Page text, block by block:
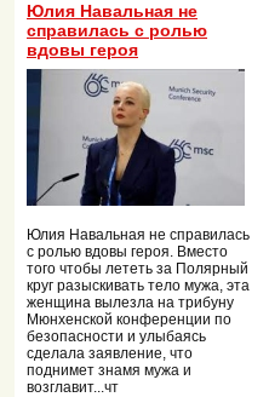
Юлия Навальная не
справилась с ролью
вдовы героя
Юлия Навальная не справилась
с ролью вдовы героя. Вместо
того чтобы лететь за Полярный
круг разыскивать тело мужа, эта
женщина вылезла на трибуну
Мюнхенской конференции по
безопасности и улыбаясь
сделала заявление, что
поднимет знамя мужа и
возглавит...чт